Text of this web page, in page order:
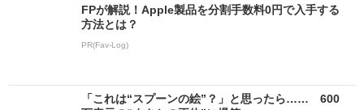
FPが解説！Apple製品を分割手数料0円で入手する
方法とは？
PR(Fav-Log)
「これは“スプーンの絵”？」と思ったら…… 600